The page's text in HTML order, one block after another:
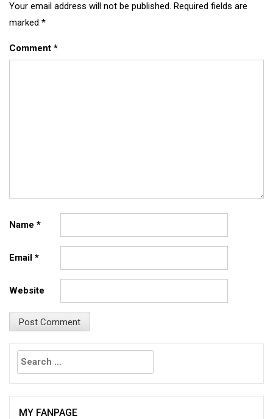
Your email address will not be published. Required fields are
marked *
Comment *
Name *
Email *
Website
Search
for:
MY FANPAGE